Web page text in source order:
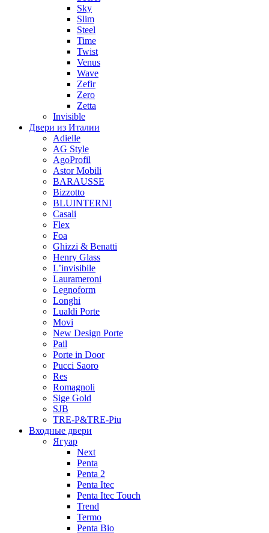
Sky
Slim
Steel
Time
Twist
Venus
Wave
Zefir
Zero
Zetta
Invisible
Двери из Италии
Adielle
AG Style
AgoProfil
Astor Mobili
BARAUSSE
Bizzotto
BLUINTERNI
Casali
Flex
Foa
Ghizzi & Benatti
Henry Glass
L’invisibile
Laurameroni
Legnoform
Longhi
Lualdi Porte
Movi
New Design Porte
Pail
Porte in Door
Pucci Saoro
Res
Romagnoli
Sige Gold
SJB
TRE-P&TRE-Piu
Входные двери
Ягуар
Next
Penta
Penta 2
Penta Itec
Penta Itec Touch
Trend
Termo
Penta Bio